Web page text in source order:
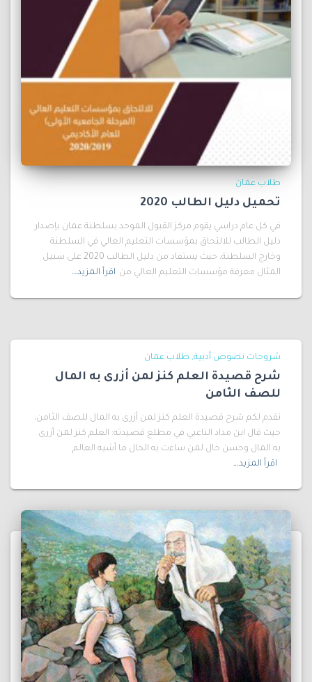
طلاب عمان
تحميل دليل الطالب 2020
في كل عام دراسي يقوم مركز القبول الموحد بسلطنة عمان بإصدار
دليل الطالب للالتحاق بمؤسسات التعليم العالي في السلطنة
وخارج السلطنة، حيث يستفاد من دليل الطالب 2020 على سبيل
المثال معرفة مؤسسات التعليم العالي من اقرأ المزيد…
شروحات نصوص أدبية طلاب عمان
شرح قصيدة العلم كنز لمن أزرى به المال
للصف الثامن
نقدم لكم شرح قصيدة العلم كنز لمن أزرى به المال للصف الثامن،
حيث قال ابن مداد الناعبي في مطلع قصيدته: العلم كنز لمن أزرى
به المال وحسن حال لمن ساءت به الحال ما أشبه العالم
اقرأ المزيد…